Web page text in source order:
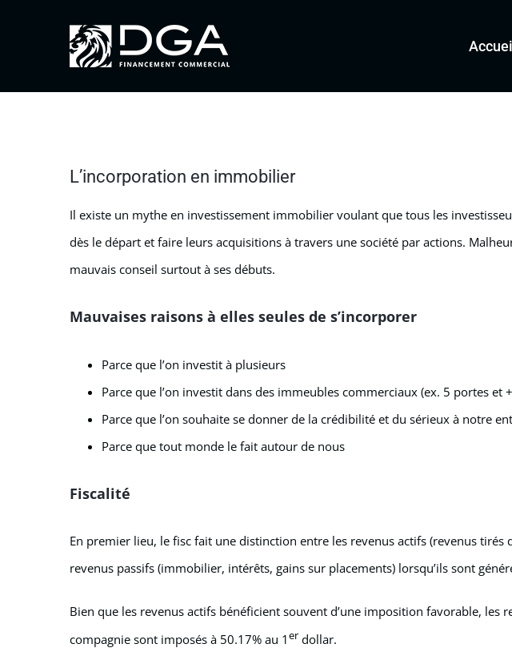
Accueil
L’incorporation en immobilier
Il existe un mythe en investissement immobilier voulant que tous les
dès le départ et faire leurs acquisitions à travers une société par actions.
mauvais conseil surtout à ses débuts.
Mauvaises raisons à elles seules de s’incorporer
Parce que l’on investit à plusieurs
Parce que l’on investit dans des immeubles commerciaux (ex. 5 portes et
Parce que l’on souhaite se donner de la crédibilité et du sérieux à notre
Parce que tout monde le fait autour de nous
Fiscalité
En premier lieu, le fisc fait une distinction entre les revenus actifs (revenus tirés
revenus passifs (immobilier, intérêts, gains sur placements) lorsqu’ils sont
Bien que les revenus actifs bénéficient souvent d’une imposition favorable, les
compagnie sont imposés à 50.17% au 1erdollar.